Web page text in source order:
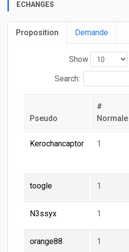
ECHANGES
Proposition Demande
Show
Search:
Pseudo
#
Normale
Kerochancaptor 1
toogle 1
N3ssyx 1
orange88 1